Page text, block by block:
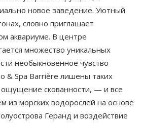
новое заведение. Уютный
словно приглашает
аквариуме. В центре
множество уникальных
необыкновенное чувство
& Spa Barrière лишены таких
скованности, — и все
из морских водорослей на основе
Геранд и воздействие